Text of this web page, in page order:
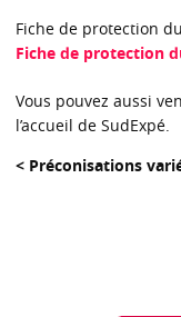
Fiche de protection
Fiche de protection
Vous pouvez aussi
l’accueil de SudExpé.
< Préconisations